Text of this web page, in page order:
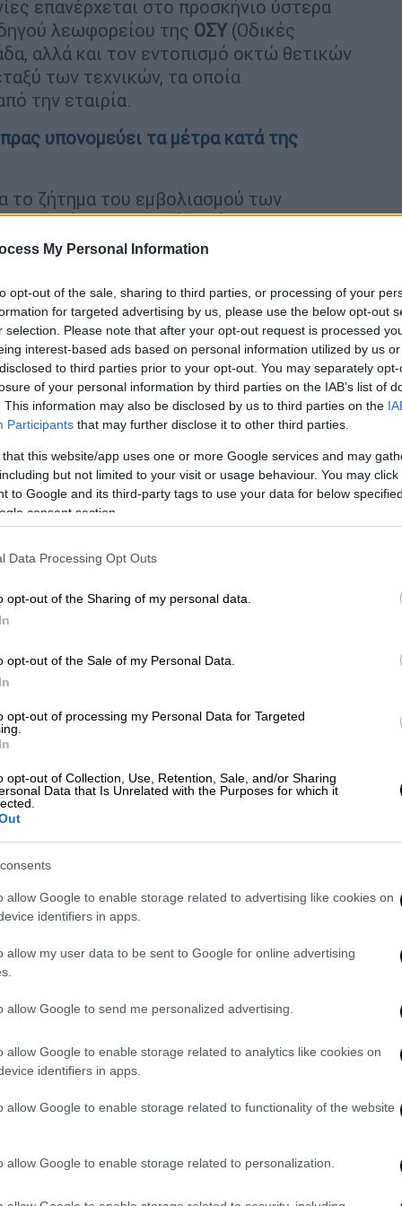
My Personal Information
opt-out of the sale, sharing to third parties, or processing of your
for targeted advertising by us, please use the below opt-out
selection. Please note that after your opt-out request is processed
interest-based ads based on personal information utilized by us
to third parties prior to your opt-out. You may separately
of your personal information by third parties on the IAB’s list of
This information may also be disclosed by us to third parties on the
Participants that may further disclose it to other third parties.
that this website/app uses one or more Google services and may
but not limited to your visit or usage behaviour. You may
to Google and its third-party tags to use your data for below
consent section.
Data Processing Opt Outs
opt-out of the Sharing of my personal data.
opt-out of the Sale of my Personal Data.
opt-out of processing my Personal Data for Targeted
opt-out of Collection, Use, Retention, Sale, and/or Sharing
Data that Is Unrelated with the Purposes for which it
allow Google to enable storage related to advertising like cookies on
identifiers in apps.
allow my user data to be sent to Google for online advertising
allow Google to send me personalized advertising.
allow Google to enable storage related to analytics like cookies on
identifiers in apps.
allow Google to enable storage related to functionality of the website
allow Google to enable storage related to personalization.
επανέρχεται στο προσκήνιο ύστερα
λεωφορείου της ΟΣΥ(Οδικές
αλλά και τον εντοπισμό οκτώ θετικών
των τεχνικών, τα οποία
την εταιρία.
υπονομεύει τα μέτρα κατά της
το ζήτημα του εμβολιασμού των
Μεταφορών, Γιάννης
εργαζόμενοι σταΜΜΜ
δεν έχουμε συγκοινωνίες, με ό,τι αυτό
ομάδες που θα πρέπει να
κάτι που έχουμε θέσει υπόψη στους
τη συνολική εικόνα και τη γνώση, ως
έχουν ήδη θέσει το θέμα των
ενόψει των διαδικασιών
του προς τη διοίκηση της εταιρίας
τρόλει της Αθήνας, έχει ζητήσει να
προκειμένου να εξεταστεί η
της Ο.ΣΥ. Α.Ε. στις
κατά τις πρώτες φάσεις,
αποδεδειγμένα
εντοπισμό έξι θετικών κρουσμάτων
για την πρώτη φορά που η εταιρία
ενώ στη μακροσκελή της ανακοίνωση δεν
του άτυχου 54χρονου οδηγού από
ότι
θετικού κρούσματος σε τεχνίτη
η Ο.ΣΥ. Α.Ε. διενήργησε 135 μοριακά
του θετικού επιβεβαιωμένου
ακόμη θετικοί στον ιό.
προχώρησε σε απολύμανση των χώρων
την Κυριακή 7.3.2021 και τη
τα αποτελέσματα των υπολοίπων τεστ
όλους τους αρνητικούς εργαζόμενους
τεστ προέκυψαν δύο ακόμη
Αμαξοστασίου
στιγμή της πανδημίας του κορονοϊού
δημιουργήσει Ειδική Ομάδα Πρόληψης
πρωτόκολλο και έως σημερα έχουν